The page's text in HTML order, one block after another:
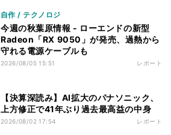
自作 / テクノロジ
今週の秋葉原情報 - ローエンドの新型
Radeon「RX 9050」が発売、過熱から
守れる電源ケーブルも
2026/08/05 15:51 レポート
【決算深読み】AI拡大のパナソニック、
上方修正で41年ぶり過去最高益の中身
2026/08/02 17:54 レポート